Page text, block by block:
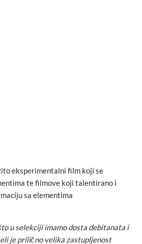
eksperimentalni film koji se
te filmove koji talentirano i
sa elementima
u selekciji imamo dosta debitanata i
je prilično velika zastupljenost